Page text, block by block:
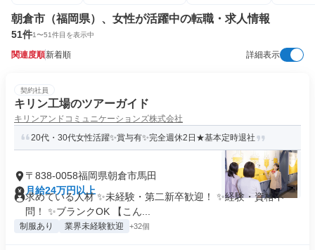
朝倉市（福岡県）、女性が活躍中の転職・求人情報
51件1〜51件目を表示中
関連度順新着順 詳細表示
契約社員
キリン工場のツアーガイド
キリンアンドコミュニケーションズ株式会社
20代・30代女性活躍✨賞与有✨完全週休2日★基本定時退社
〒838-0058福岡県朝倉市馬田
月給24万円以上
求めている人材 ✨未経験・第二新卒歓迎！ ✨経験・資格不
問！ ✨ブランクOK 【こん...
制服あり 業界未経験歓迎 +32個